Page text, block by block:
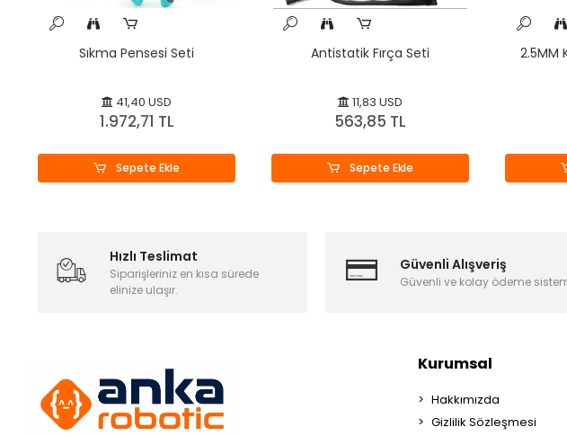
Sıkma Pensesi Seti
41,40 USD
1.972,71 TL
Sepete Ekle
Antistatik Fırça Seti
11,83 USD
563,85 TL
Sepete Ekle
2.5MM
Hızlı Teslimat
Siparişleriniz en kısa sürede
elinize ulaşır.
Güvenli Alışveriş
Güvenli ve kolay ödeme
Kurumsal
Hakkımızda
Gizlilik Sözleşmesi